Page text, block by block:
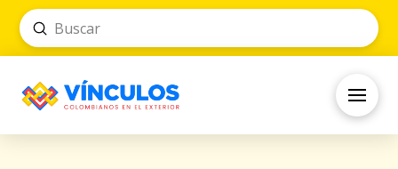
Search
Submit